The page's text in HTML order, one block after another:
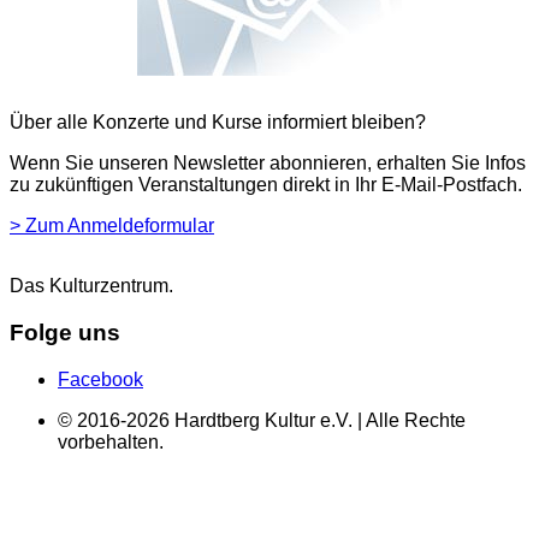
Über alle Konzerte und Kurse informiert bleiben?
Wenn Sie unseren Newsletter abonnieren, erhalten Sie Infos
zu zukünftigen Veranstaltungen direkt in Ihr E-Mail-Postfach.
> Zum Anmeldeformular
Das Kulturzentrum.
Folge uns
Facebook
© 2016-2026 Hardtberg Kultur e.V. | Alle Rechte
vorbehalten.